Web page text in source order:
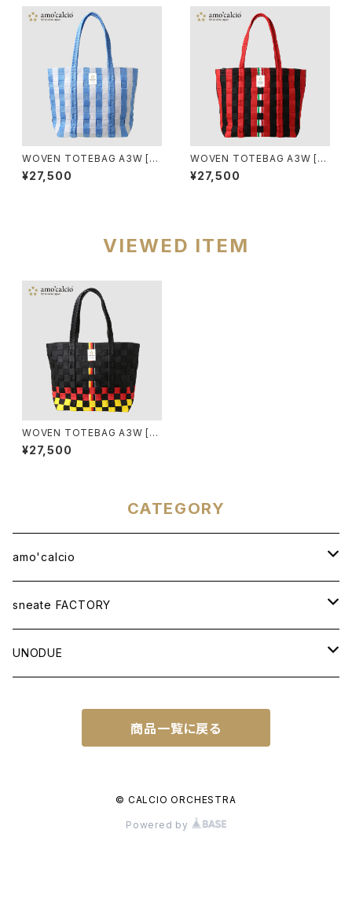
WOVEN TOTEBAG A3W [A
RGENTINA]
¥27,500
WOVEN TOTEBAG A3W [R
OSSONERO]
¥27,500
VIEWED ITEM
WOVEN TOTEBAG A3W [G
ERMANIA]
¥27,500
CATEGORY
amo'calcio
APPAREL
T-SHIRT
BAG
WOVEN TOTEBAG A4W
WOVEN BACKPACK A3H
sneate FACTORY
ORIGINAL DESIGN
NATIONAL IDENTITY SERIES
UNODUE
FUTSAL BALL
SOCCER NOTE
商品一覧に戻る
© CALCIO ORCHESTRA
Powered by